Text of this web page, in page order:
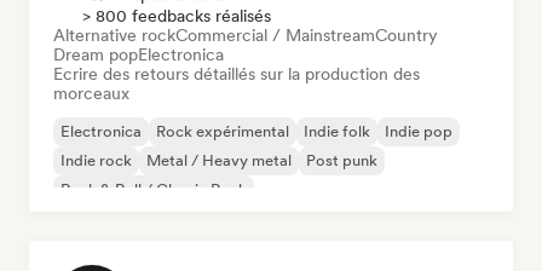
> 800 feedbacks réalisés
Alternative rockCommercial / MainstreamCountry
Dream popElectronica
Ecrire des retours détaillés sur la production des
morceaux
Electronica Rock expérimental Indie folk
Indie pop
Indie rock
Metal / Heavy metal
Post punk
Rock & Roll / Classic Rock